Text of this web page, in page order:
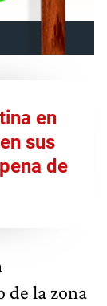
en
sus
de
de la zona